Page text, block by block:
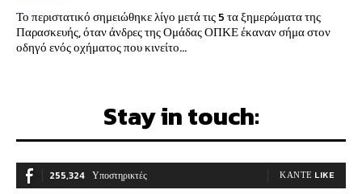
Το περιστατικό σημειώθηκε λίγο μετά τις 5 τα ξημερώματα της
Παρασκευής, όταν άνδρες της Ομάδας ΟΠΚΕ έκαναν σήμα στον
οδηγό ενός οχήματος που κινείτο...
Stay in touch:
255,324 Υποστηρικτές ΚΆΝΤΕ LIKE